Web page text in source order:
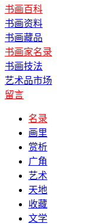
书画百科
书画资料
书画藏品
书画家名录
书画技法
艺术品市场
留言
名录
画里
赏析
广角
艺术
天地
收藏
文学